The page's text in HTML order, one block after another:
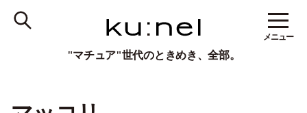
"マチュア"世代のときめき、全部。
メニュー